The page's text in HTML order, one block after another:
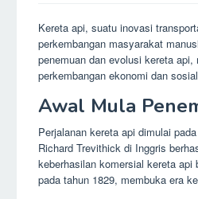
Kereta api, suatu inovasi
perkembangan masyarakat
penemuan dan evolusi kereta
perkembangan ekonomi dan
Awal Mula
Perjalanan kereta api dimulai
Richard Trevithick di Inggris
keberhasilan komersial kereta api
pada tahun 1829, membuka era